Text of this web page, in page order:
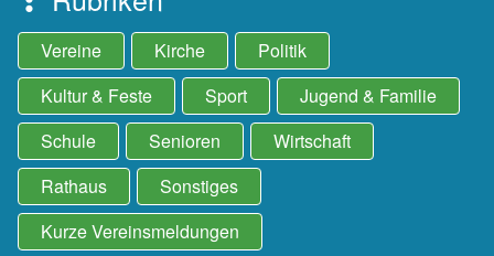
Vereine Kirche
Politik
Kultur & Feste
Sport
Jugend & Familie
Schule
Senioren
Wirtschaft
Rathaus
Sonstiges
Kurze Vereinsmeldungen